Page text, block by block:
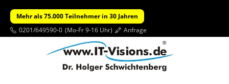
Mehr als 75.000 Teilnehmer in 30 Jahren
0201/649590-0 (Mo-Fr 9-16 Uhr) Anfrage